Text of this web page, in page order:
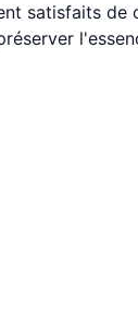
satisfaits